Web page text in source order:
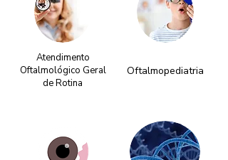
Atendimento
Oftalmológico Geral
de Rotina
Oftalmopediatria